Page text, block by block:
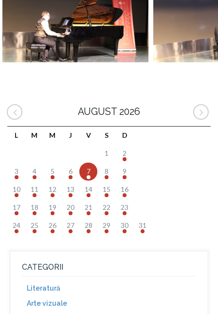
AUGUST 2026
L M M J V S D
1 2
3 4 5 6 7 8 9
10 11 12 13 14 15 16
17 18 19 20 21 22 23
24 25 26 27 28 29 30 31
CATEGORII
Literatură
Arte vizuale